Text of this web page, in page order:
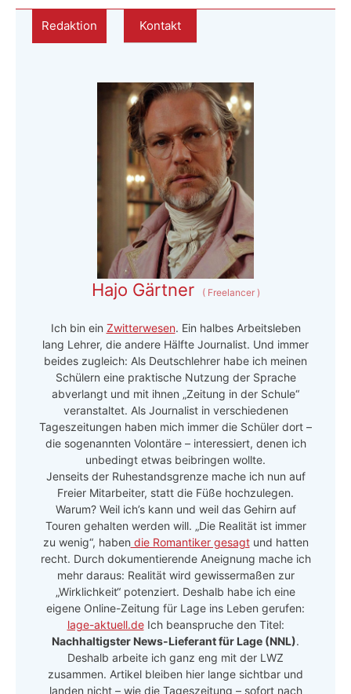
Redaktion Kontakt
Hajo Gärtner (Freelancer )
Ich bin ein Zwitterwesen. Ein halbes Arbeitsleben
lang Lehrer, die andere Hälfte Journalist. Und immer
beides zugleich: Als Deutschlehrer habe ich meinen
Schülern eine praktische Nutzung der Sprache
abverlangt und mit ihnen „Zeitung in der Schule“
veranstaltet. Als Journalist in verschiedenen
Tageszeitungen haben mich immer die Schüler dort –
die sogenannten Volontäre – interessiert, denen ich
unbedingt etwas beibringen wollte.
Jenseits der Ruhestandsgrenze mache ich nun auf
Freier Mitarbeiter, statt die Füße hochzulegen.
Warum? Weil ich’s kann und weil das Gehirn auf
Touren gehalten werden will. „Die Realität ist immer
zu wenig“, haben die Romantiker gesagtund hatten
recht. Durch dokumentierende Aneignung mache ich
mehr daraus: Realität wird gewissermaßen zur
„Wirklichkeit“ potenziert. Deshalb habe ich eine
eigene Online-Zeitung für Lage ins Leben gerufen:
lage-aktuell.deIch beanspruche den Titel:
Nachhaltigster News-Lieferant für Lage (NNL).
Deshalb arbeite ich ganz eng mit der LWZ
zusammen. Artikel bleiben hier lange sichtbar und
landen nicht – wie die Tageszeitung – sofort nach